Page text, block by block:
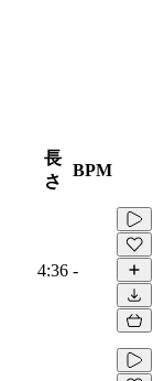
長
さ
BPM
4:36 -